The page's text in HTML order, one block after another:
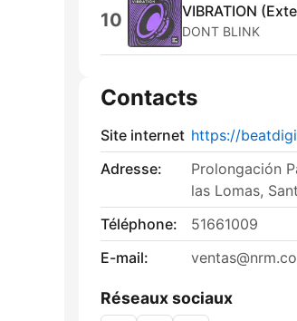
10 VIBRATION
DONT BLINK
Contacts
Site internet https://
Adresse:
Prolongación
las Lomas,
Téléphone:
51661009
E-mail:
Réseaux sociaux